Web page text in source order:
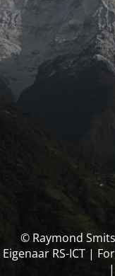
© Raymond
Eigenaar RS-ICT |